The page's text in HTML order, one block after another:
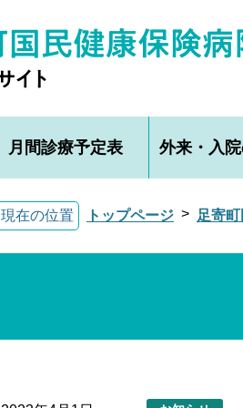
月間診療予定表 外来・入
現在の位置 トップページ 足寄